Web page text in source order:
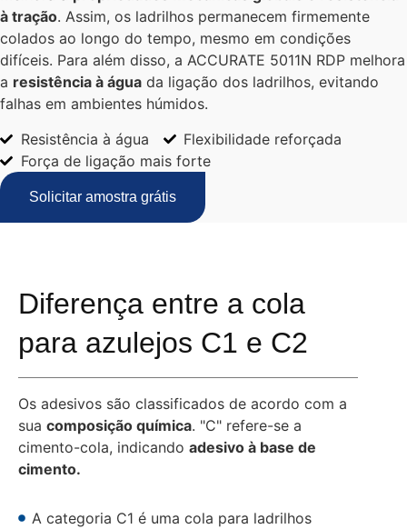
à tração. Assim, os ladrilhos permanecem firmemente
colados ao longo do tempo, mesmo em condições
difíceis. Para além disso, a ACCURATE 5011N RDP melhora
a resistência à água da ligação dos ladrilhos, evitando
falhas em ambientes húmidos.
Resistência à água
Flexibilidade reforçada
Força de ligação mais forte
Solicitar amostra grátis
Diferença entre a cola
para azulejos C1 e C2
Os adesivos são classificados de acordo com a
sua composição química. "C" refere-se a
cimento-cola, indicando adesivo à base de
cimento.
A categoria C1 é uma cola para ladrilhos